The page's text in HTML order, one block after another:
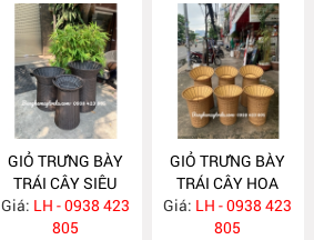
GIỎ TRƯNG BÀY
TRÁI CÂY SIÊU
THỊ NH241
Giá: LH - 0938 423
805
GIỎ TRƯNG BÀY
TRÁI CÂY HOA
QUẢ CHO SIÊU
THỊ- CỬA HÀNG
Giá: LH - 0938 423
805